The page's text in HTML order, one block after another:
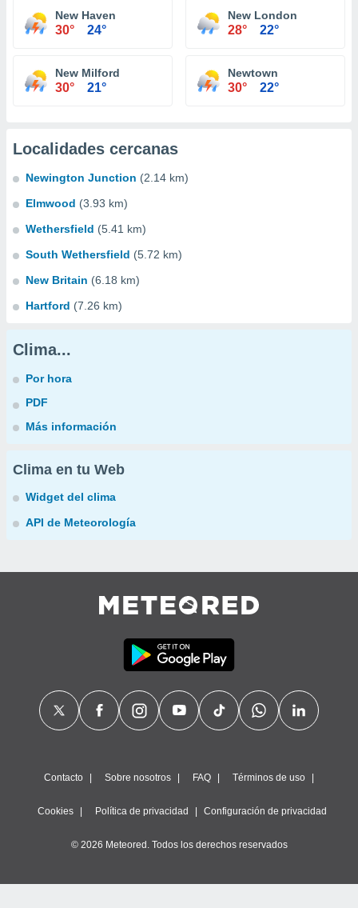
New Haven
30° 24°
New London
28° 22°
New Milford
30° 21°
Newtown
30° 22°
Localidades cercanas
Newington Junction (2.14 km)
Elmwood (3.93 km)
Wethersfield (5.41 km)
South Wethersfield (5.72 km)
New Britain (6.18 km)
Hartford (7.26 km)
Clima...
Por hora
PDF
Más información
Clima en tu Web
Widget del clima
API de Meteorología
Contacto Sobre nosotros FAQ Términos de uso
Cookies Política de privacidad Configuración de privacidad
© 2026 Meteored. Todos los derechos reservados